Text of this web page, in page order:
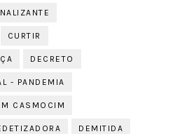
CURTIR
DECRETO
- PANDEMIA
CASMOCIM
DEMITIDA